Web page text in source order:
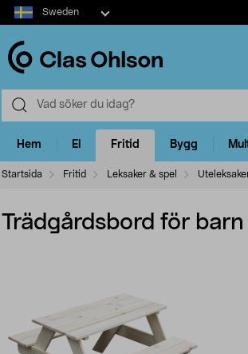
Select
market
Sweden
Hem El Fritid Bygg
Startsida Fritid Leksaker & spel
Trädgårdsbord för barn